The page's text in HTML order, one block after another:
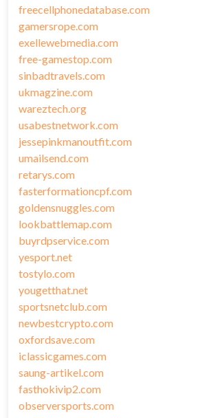
freecellphonedatabase.com
gamersrope.com
exellewebmedia.com
free-gamestop.com
sinbadtravels.com
ukmagzine.com
wareztech.org
usabestnetwork.com
jessepinkmanoutfit.com
umailsend.com
retarys.com
fasterformationcpf.com
goldensnuggles.com
lookbattlemap.com
buyrdpservice.com
yesport.net
tostylo.com
yougetthat.net
sportsnetclub.com
newbestcrypto.com
oxfordsave.com
iclassicgames.com
saung-artikel.com
fasthokivip2.com
observersports.com